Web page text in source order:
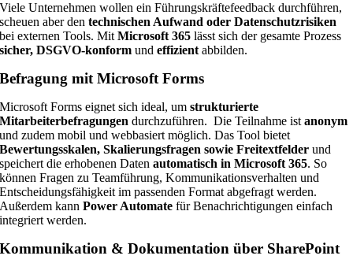
Viele Unternehmen wollen ein Führungskräftefeedback durchführen,
scheuen aber dentechnischen Aufwand oder Datenschutzrisiken
bei externen Tools. MitMicrosoft 365 lässt sich der gesamte Prozess
sicher, DSGVO-konformund effizient abbilden.
Befragung mit Microsoft Forms
Microsoft Forms eignet sich ideal, umstrukturierte
Mitarbeiterbefragungen durchzuführen. Die Teilnahme istanonym
und zudem mobil und webbasiert möglich. Das Tool bietet
Bewertungsskalen, Skalierungsfragen sowie Freitextfelder und
speichert die erhobenen Datenautomatisch in Microsoft 365. So
können Fragen zu Teamführung, Kommunikationsverhalten und
Entscheidungsfähigkeit im passenden Format abgefragt werden.
Außerdem kannPower Automate für Benachrichtigungen einfach
integriert werden.
Kommunikation & Dokumentation über SharePoint